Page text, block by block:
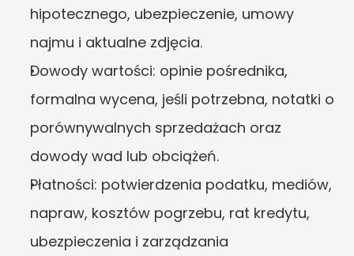
hipotecznego, ubezpieczenie, umowy
najmu i aktualne zdjęcia.
Dowody wartości: opinie pośrednika,
formalna wycena, jeśli potrzebna, notatki o
porównywalnych sprzedażach oraz
dowody wad lub obciążeń.
Płatności: potwierdzenia podatku, mediów,
napraw, kosztów pogrzebu, rat kredytu,
ubezpieczenia i zarządzania